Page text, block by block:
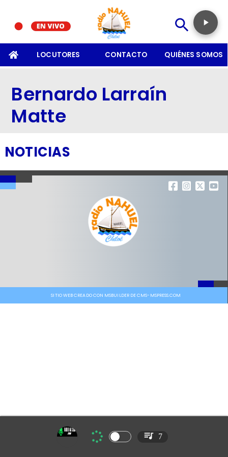
LOCUTORES CONTACTO QUIÉNES SOMOS
Bernardo Larraín
Matte
NOTICIAS
SITIO WEB CREADO CON MSBUILDER DE CMS-MSPRESS.COM
7